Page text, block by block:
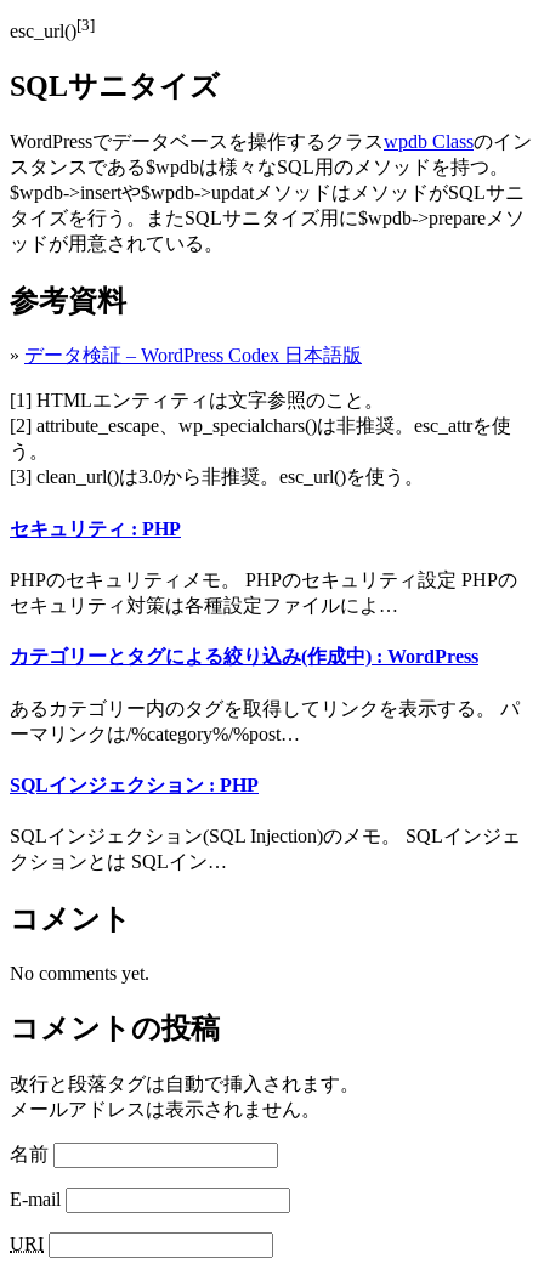
esc_url()[3]
SQLサニタイズ
WordPressでデータベースを操作するクラスwpdb Classのイン
スタンスである$wpdbは様々なSQL用のメソッドを持つ。
$wpdb->insertや$wpdb->updatメソッドはメソッドがSQLサニ
タイズを行う。またSQLサニタイズ用に$wpdb->prepareメソ
ッドが用意されている。
参考資料
» データ検証 – WordPress Codex 日本語版
[1] HTMLエンティティは文字参照のこと。
[2] attribute_escape、wp_specialchars()は非推奨。esc_attrを使
う。
[3] clean_url()は3.0から非推奨。esc_url()を使う。
セキュリティ : PHP
PHPのセキュリティメモ。 PHPのセキュリティ設定 PHPの
セキュリティ対策は各種設定ファイルによ…
カテゴリーとタグによる絞り込み(作成中) : WordPress
あるカテゴリー内のタグを取得してリンクを表示する。 パ
ーマリンクは/%category%/%post…
SQLインジェクション : PHP
SQLインジェクション(SQL Injection)のメモ。 SQLインジェ
クションとは SQLイン…
コメント
No comments yet.
コメントの投稿
改行と段落タグは自動で挿入されます。
メールアドレスは表示されません。
名前
E-mail
URI